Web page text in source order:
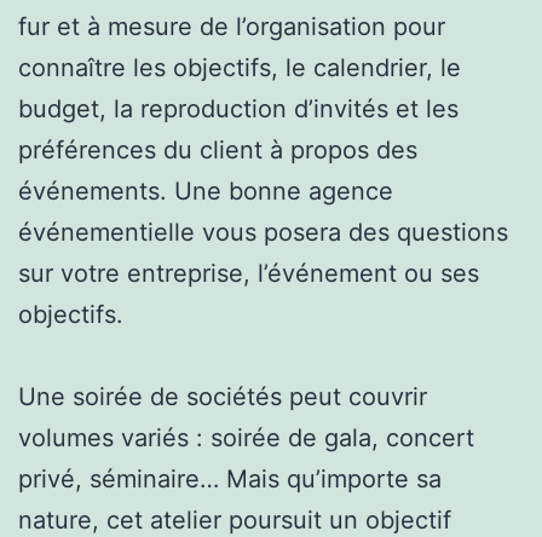
fur et à mesure de l’organisation pour
connaître les objectifs, le calendrier, le
budget, la reproduction d’invités et les
préférences du client à propos des
événements. Une bonne agence
événementielle vous posera des questions
sur votre entreprise, l’événement ou ses
objectifs.
Une soirée de sociétés peut couvrir
volumes variés : soirée de gala, concert
privé, séminaire… Mais qu’importe sa
nature, cet atelier poursuit un objectif